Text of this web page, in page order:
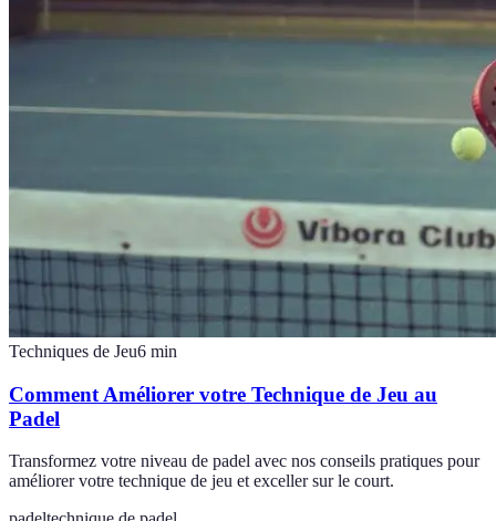
Techniques de Jeu6 min
Comment Améliorer votre Technique de Jeu au
Padel
Transformez votre niveau de padel avec nos conseils pratiques pour
améliorer votre technique de jeu et exceller sur le court.